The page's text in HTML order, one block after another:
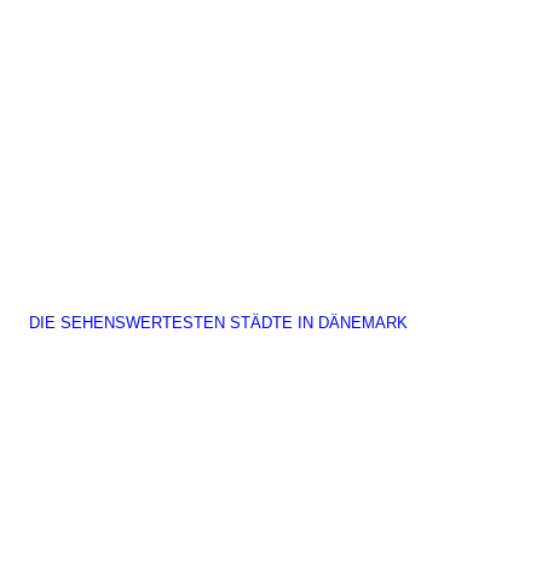
DIE SEHENSWERTESTEN STÄDTE IN DÄNEMARK